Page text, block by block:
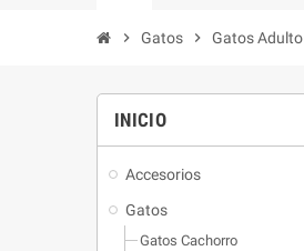
chevron_right Gatos chevron_right Gatos Adulto
INICIO
Accesorios
Gatos
Gatos Cachorro